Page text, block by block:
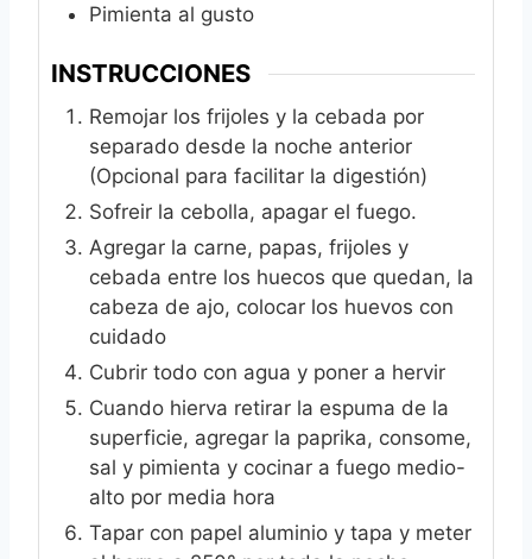
Pimienta al gusto
INSTRUCCIONES
Remojar los frijoles y la cebada por
separado desde la noche anterior
(Opcional para facilitar la digestión)
Sofreir la cebolla, apagar el fuego.
Agregar la carne, papas, frijoles y
cebada entre los huecos que quedan, la
cabeza de ajo, colocar los huevos con
cuidado
Cubrir todo con agua y poner a hervir
Cuando hierva retirar la espuma de la
superficie, agregar la paprika, consome,
sal y pimienta y cocinar a fuego medio-
alto por media hora
Tapar con papel aluminio y tapa y meter